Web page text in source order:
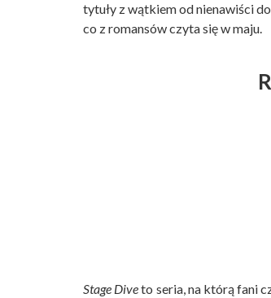
tytuły z wątkiem od nienawiści
co z romansów czyta się w maju.
Stage Diveto seria, na którą fani